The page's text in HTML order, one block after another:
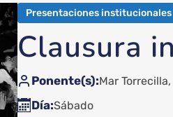
Presentaciones institucionales
Clausura
Ponente(s) Mar
Día Sábado